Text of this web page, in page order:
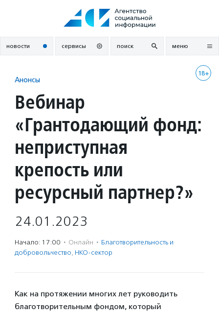
новости сервисы поиск меню
18+
Анонсы
Вебинар
«Грантодающий фонд:
неприступная
крепость или
ресурсный партнер?»
24.01.2023
Начало: 17:00 · Онлайн · Благотвори­тель­ность и
доброволь­чест­во, НКО-сектор
Как на протяжении многих лет руководить
благотворительным фондом, который